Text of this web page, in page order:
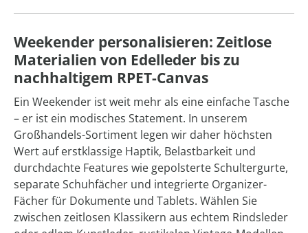
Weekender personalisieren: Zeitlose
Materialien von Edelleder bis zu
nachhaltigem RPET-Canvas
Ein Weekender ist weit mehr als eine einfache Tasche
– er ist ein modisches Statement. In unserem
Großhandels-Sortiment legen wir daher höchsten
Wert auf erstklassige Haptik, Belastbarkeit und
durchdachte Features wie gepolsterte Schultergurte,
separate Schuhfächer und integrierte Organizer-
Fächer für Dokumente und Tablets. Wählen Sie
zwischen zeitlosen Klassikern aus echtem Rindsleder